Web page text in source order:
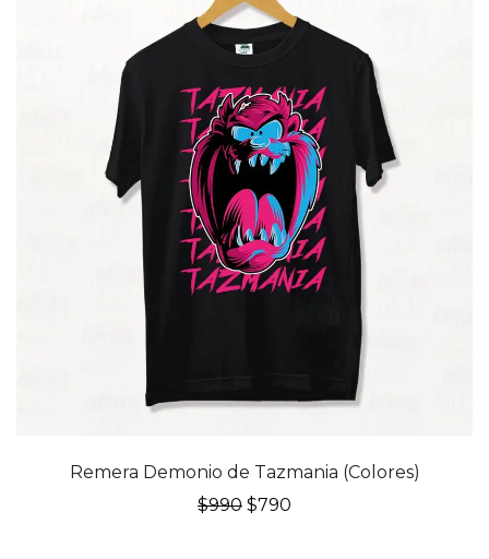
20% OFFRemera Demonio de Tazmania (Colores)
$990 El
$790